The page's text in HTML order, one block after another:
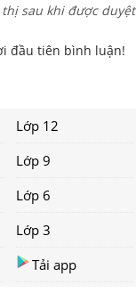
sau khi được duyệt
đầu tiên bình luận!
Lớp 12
Lớp 9
Lớp 6
Lớp 3
Tải app